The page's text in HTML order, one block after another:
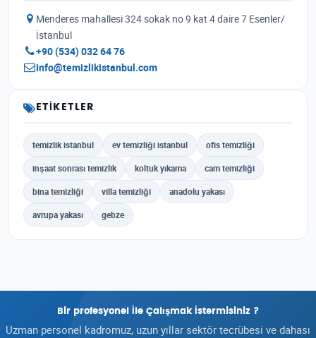
Menderes mahallesi 324 sokak no 9 kat 4 daire 7 Esenler/
İstanbul
+90 (534) 032 64 76
info@temizlikistanbul.com
ETIKETLER
temizlik istanbul ev temizliği istanbul ofis temizliği
inşaat sonrası temizlik koltuk yıkama cam temizliği
bina temizliği villa temizliği anadolu yakası
avrupa yakası gebze
Bir profesyonel İle Çalışmak İstermisiniz ?
Uzman personel kadromuz, uzun yıllar sektör tecrübesi ve dahası